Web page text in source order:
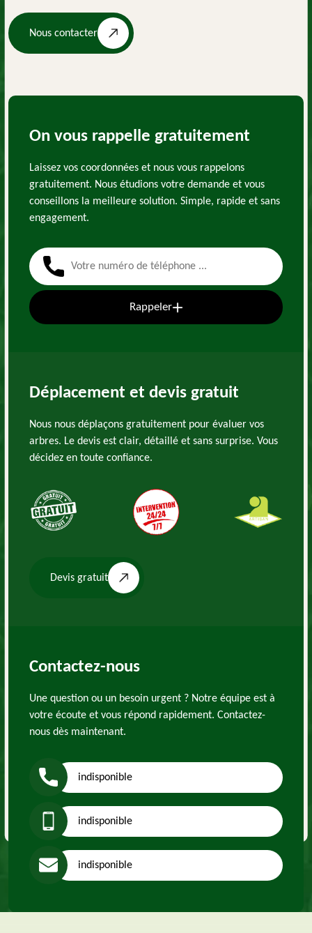
Nous contacter
On vous rappelle gratuitement
Laissez vos coordonnées et nous vous rappelons
gratuitement. Nous étudions votre demande et vous
conseillons la meilleure solution. Simple, rapide et sans
engagement.
Rappeler
Déplacement et devis gratuit
Nous nous déplaçons gratuitement pour évaluer vos
arbres. Le devis est clair, détaillé et sans surprise. Vous
décidez en toute confiance.
Devis gratuit
Contactez-nous
Une question ou un besoin urgent ? Notre équipe est à
votre écoute et vous répond rapidement. Contactez-
nous dès maintenant.
indisponible
indisponible
indisponible